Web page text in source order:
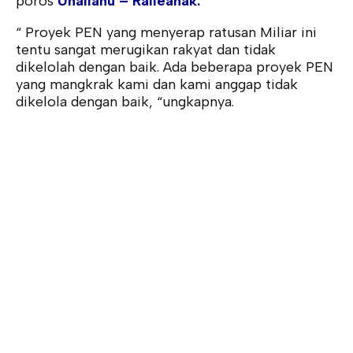
“ Proyek PEN yang menyerap ratusan Miliar ini
tentu sangat merugikan rakyat dan tidak
dikelolah dengan baik. Ada beberapa proyek PEN
yang mangkrak kami dan kami anggap tidak
dikelola dengan baik, “ungkapnya.